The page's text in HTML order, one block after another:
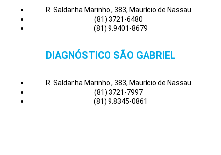
R. Saldanha Marinho , 383, Maurício de Nassau
(81) 3721-6480
(81) 9.9401-8679
DIAGNÓSTICO SÃO GABRIEL
R. Saldanha Marinho , 383, Maurício de Nassau
(81) 3721-7997
(81) 9.8345-0861